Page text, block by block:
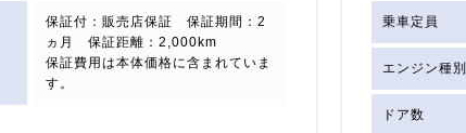
保証付：販売店保証 保証期間：2
ヵ月 保証距離：2,000km
保証費用は本体価格に含まれていま
す。
乗車定員
エンジン種別
ドア数